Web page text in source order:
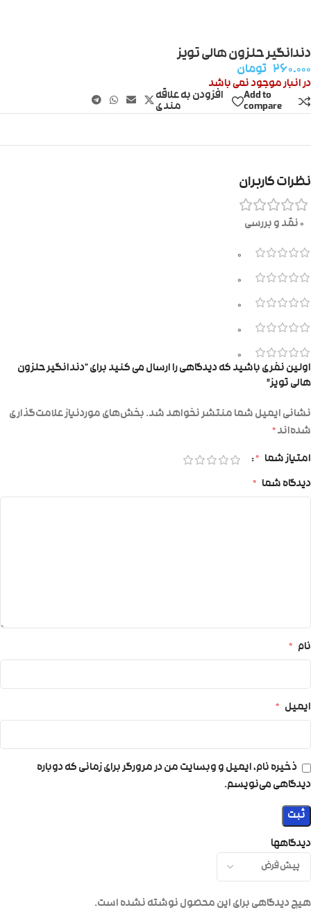
دندانگیر حلزون هالی تویز
۲۶۰.۰۰۰ تومان
در انبار موجود نمی باشد
Add to
compare
افزودن به علاقه
مندی
نظرات کاربران
0 نقد و بررسی
0
0
0
0
0
دیدگاهها
هیچ دیدگاهی برای این محصول نوشته نشده است.
اولین نفری باشید که دیدگاهی را ارسال می کنید برای “دندانگیر حلزون
هالی تویز”
نشانی ایمیل شما منتشر نخواهد شد.بخش‌های موردنیاز علامت‌گذاری
شده‌اند*
امتیاز شما *
دیدگاه شما *
نام *
ایمیل *
ذخیره نام، ایمیل و وبسایت من در مرورگر برای زمانی که دوباره
دیدگاهی می‌نویسم.